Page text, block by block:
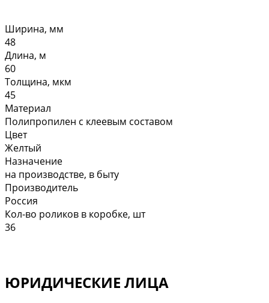
Ширина, мм
48
Длина, м
60
Толщина, мкм
45
Материал
Полипропилен с клеевым составом
Цвет
Желтый
Назначение
на производстве, в быту
Производитель
Россия
Кол-во роликов в коробке, шт
36
ЮРИДИЧЕСКИЕ ЛИЦА